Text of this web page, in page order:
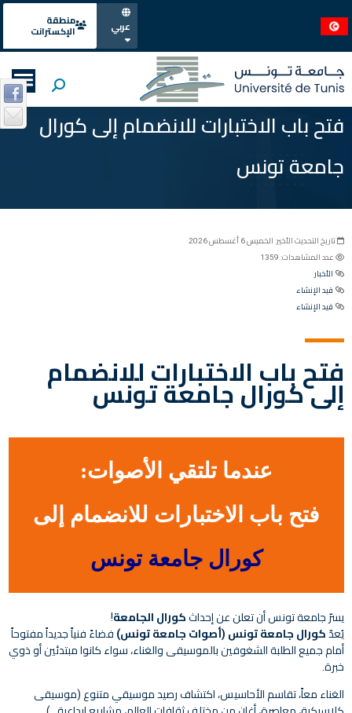
عربي
منطقة
الإكسترانت
فتح باب الاختبارات للانضمام إلى كورال
جامعة تونس
تاريخ التحديث الأخير: الخميس 6 أغسطس 2026
عدد المشاهدات: 1359
الأخبار
قيد الإنشاء
قيد الإنشاء
فتح باب الاختبارات للانضمام
إلى كورال جامعة تونس
عندما تلتقي الأصوات:
فتح باب الاختبارات للانضمام إلى
كورال جامعة تونس
يسرّ جامعة تونس أن تعلن عن إحداث كورال الجامعة!
يُعدّ كورال جامعة تونس (أصوات جامعة تونس) فضاءً فنياً جديداً مفتوحاً
أمام جميع الطلبة الشغوفين بالموسيقى والغناء، سواء كانوا مبتدئين أو ذوي
خبرة.
الغناء معاً، تقاسم الأحاسيس، اكتشاف رصيد موسيقي متنوع (موسيقى